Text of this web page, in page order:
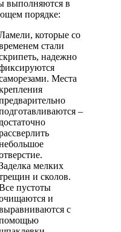
выполняются в
порядке:
которые со
стали
надежно
Места
–
достаточно
мелких
и сколов.
пустоты
и
с